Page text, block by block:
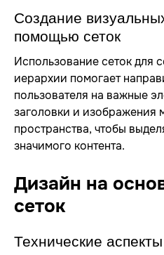
Создание
помощью сеток
Использование сеток для
иерархии помогает
пользователя на важные
заголовки и изображения
пространства, чтобы
значимого контента.
Дизайн на
сеток
Технические